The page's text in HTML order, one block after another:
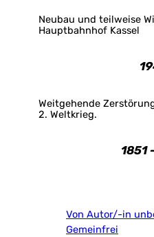
Neubau und teilweise
Hauptbahnhof Kassel
Weitgehende
2. Weltkrieg.
1851
Von Autor/-in
Gemeinfrei